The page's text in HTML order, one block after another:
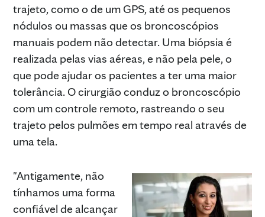
trajeto, como o de um GPS, até os pequenos
nódulos ou massas que os broncoscópios
manuais podem não detectar. Uma biópsia é
realizada pelas vias aéreas, e não pela pele, o
que pode ajudar os pacientes a ter uma maior
tolerância. O cirurgião conduz o broncoscópio
com um controle remoto, rastreando o seu
trajeto pelos pulmões em tempo real através de
uma tela.
"Antigamente, não
tínhamos uma forma
confiável de alcançar